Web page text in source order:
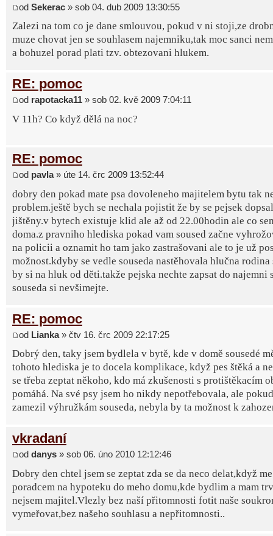
od Sekerac » sob 04. dub 2009 13:30:55
Zalezi na tom co je dane smlouvou, pokud v ni stoji,ze
muze chovat jen se souhlasem najemniku,tak moc sanci
a bohuzel porad plati tzv. obtezovani hlukem.
RE: pomoc
od rapotacka11 » sob 02. kvě 2009 7:04:11
V 11h? Co když dělá na noc?
RE: pomoc
od pavla» úte 14. črc 2009 13:52:44
dobry den pokad mate psa dovoleneho majitelem bytu tak
problem.ještě bych se nechala pojistit že by se pejsek
jištěny.v bytech existuje klid ale až od 22.00hodin ale co
doma.z pravniho hlediska pokad vam soused začne
na policii a oznamit ho tam jako zastrašovani ale to je už
možnost.kdyby se vedle souseda nastěhovala hlučna rodina
by si na hluk od děti.takže pejska nechte zapsat do najemni
souseda si nevšimejte.
RE: pomoc
od Lianka» čtv 16. črc 2009 22:17:25
Dobrý den, taky jsem bydlela v bytě, kde v domě sousedé
tohoto hlediska je to docela komplikace, když pes štěká a
se třeba zeptat někoho, kdo má zkušenosti s protištěkacím
pomáhá. Na své psy jsem ho nikdy nepotřebovala, ale
zamezil výhružkám souseda, nebyla by ta možnost k
vkradaní
od danys » sob 06. úno 2010 12:12:46
Dobry den chtel jsem se zeptat zda se da neco delat,když
poradcem na hypoteku do meho domu,kde bydlim a mam
nejsem majitel.Vlezly bez naší přitomnosti fotit naše
vymeřovat,bez našeho souhlasu a nepřitomnosti..